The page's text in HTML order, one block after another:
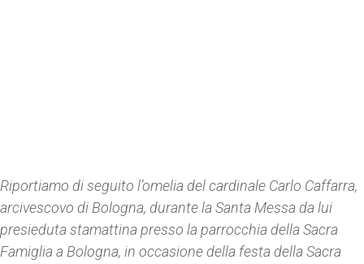
Riportiamo di seguito l’omelia del cardinale Carlo Caffarra,
arcivescovo di Bologna, durante la Santa Messa da lui
presieduta stamattina presso la parrocchia della Sacra
Famiglia a Bologna, in occasione della festa della Sacra